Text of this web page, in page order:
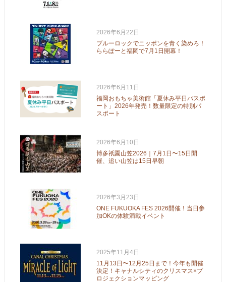
2026年6月22日
ブルーロックでニッポンを青く染めろ！
ららぽーと福岡で7月1日開幕！
2026年6月11日
福岡おもちゃ美術館「夏休み平日パスポ
ート」2026年発売！数量限定の特別パ
スポート
2026年6月10日
博多祇園山笠2026｜7月1日〜15日開
催、追い山笠は15日早朝
2026年3月23日
ONE FUKUOKA FES 2026開催！当日参
加OKの体験満載イベント
2025年11月4日
11月13日〜12月25日まで！今年も開催
決定！キャナルシティのクリスマス×プ
ロジェクションマッピング